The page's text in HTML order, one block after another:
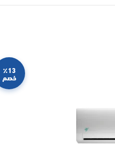
٪13
خصم